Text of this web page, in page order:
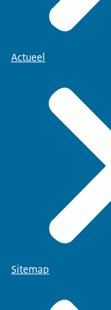
Actueel
Sitemap